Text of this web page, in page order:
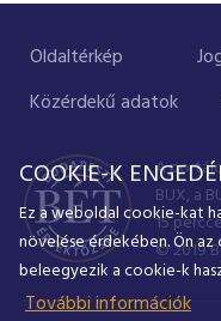
Oldaltérkép
Közérdekű adatok
A
BUX, a
15
© 2019
COOKIE-K
Ez a weboldal cookie-kat
növelése érdekében. Ön
beleegyezik a cookie-k
További információk